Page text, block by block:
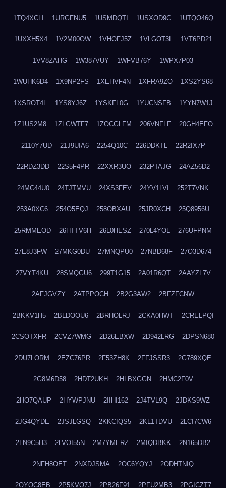
1TQ4XCLI 1URGFNU5 1USMDQTI 1USXOD9C 1UTQO46Q
1UXXH5X4 1V2M00OW 1VHOFJ5Z 1VLGOT3L 1VT6PD21
1VV8ZAHG 1W387VUY 1WFVB76Y 1WPX7P03
1WUHK6D4 1X9NP2FS 1XEHVF4N 1XFRA9ZO 1XS2YS68
1XSROT4L 1YS8YJ6Z 1YSKFL0G 1YUCNSFB 1YYN7W1J
1Z1US2M8 1ZLGWTF7 1ZOCGLFM 206VNFLF 20GH4EFO
2110Y7UD 21J9UIA6 2254Q10C 226DDKTL 22R2IX7P
22RDZ3DD 22S5F4PR 22XXR3UO 232PTAJG 24AZ56D2
24MC44U0 24TJTMVU 24XS3FEV 24YV1LVI 252T7VNK
253A0XC6 254O5EQJ 258OBXAU 25JR0XCH 25Q8956U
25RMMEOD 26HTTV6H 26L0HESZ 270L4YOL 276UFPNM
27E8J3FW 27MKG0DU 27MNQPU0 27NBD68F 27O3D674
27VYT4KU 28SMQGU6 299T1G15 2A01R6QT 2AAYZL7V
2AFJGVZY 2ATPPOCH 2B2G3AW2 2BFZFCNW
2BKKV1H5 2BLDOOU6 2BRHOLRJ 2CKA0HWT 2CRELPQI
2CSOTXFR 2CVZ7WMG 2D26EBXW 2D942LRG 2DPSN680
2DU7LORM 2EZC76PR 2F53ZH8K 2FFJSSR3 2G789XQE
2G8M6D58 2HDT2UKH 2HLBXGGN 2HMC2F0V
2HO7QAUP 2HYWPJNU 2IIHI162 2J4TVL9Q 2JDKS9WZ
2JG4QYDE 2JSJLGSQ 2KKCIQS5 2KL1TDVU 2LCI7CW6
2LN9C5H3 2LVOI55N 2M7YMERZ 2MIQDBKK 2N165DB2
2NFH8OET 2NXDJSMA 2OC6YQYJ 2ODHTNIQ
2OYOC8EB 2P5KVO7J 2PB26F91 2PFU2MB3 2PGICZT7